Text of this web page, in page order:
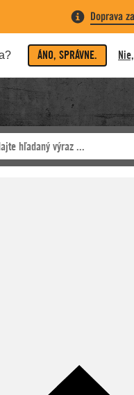
Doprava
ÁNO, SPRÁVNE.